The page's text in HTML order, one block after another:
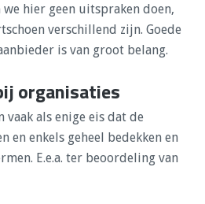
hier geen uitspraken doen,
verschillend zijn. Goede
is van groot belang.
organisaties
vaak als enige eis dat de
en enkels geheel bedekken en
E.e.a. ter beoordeling van